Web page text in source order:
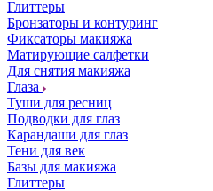
Глиттеры
Бронзаторы и контуринг
Фиксаторы макияжа
Матирующие салфетки
Для снятия макияжа
Глаза
Туши для ресниц
Подводки для глаз
Карандаши для глаз
Тени для век
Базы для макияжа
Глиттеры